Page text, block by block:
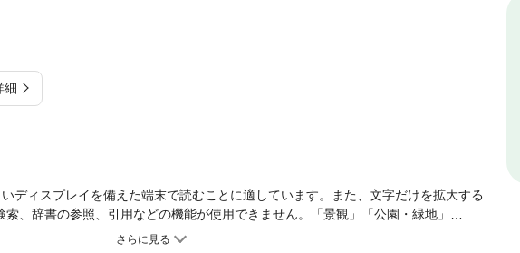
細
ディスプレイを備えた端末で読むことに適しています。また、文字だけを拡大する
、辞書の参照、引用などの機能が使用できません。「景観」「公園・緑地」
」「駅」「神社・仏閣」「歴史」「碑」「彫刻・像」の10のカテゴリー。共著者10